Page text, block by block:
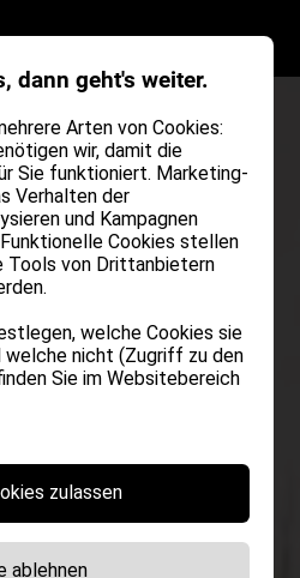
dann geht's weiter.
Arten von Cookies:
wir, damit die
Sie funktioniert. Marketing-
Verhalten der
und Kampagnen
Cookies stellen
Tools von Drittanbietern
welche Cookies sie
welche nicht (Zugriff zu den
Sie im Websitebereich
zulassen
ablehnen